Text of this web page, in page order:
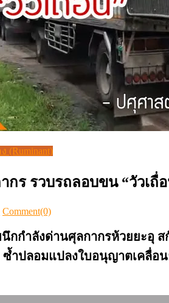
(Ruminant)
ร รวบรถลอบขน “วัวเถื่อ
Comment(0)
กกำลังด่านศุลกากรห้วยยะอุ
ซ้ำปลอมแปลงใบอนุญาตเคลื่